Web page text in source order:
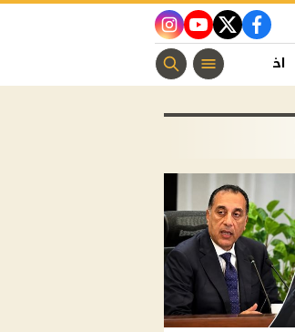
facebook
twitter
youtube
instagram
اخبار الفن منوعات مسيحية